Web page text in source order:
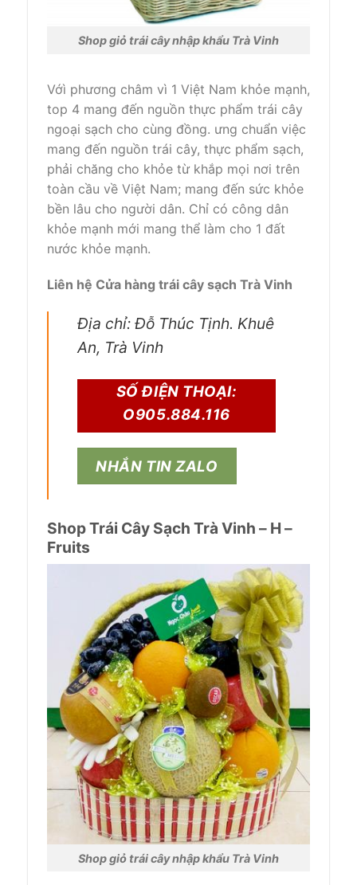
Shop giỏ trái cây nhập khẩu Trà Vinh
Vớì phương châm vì 1 Việt Nam khỏe mạnh,
top 4 mang đến nguồn thực phẩm trái cây
ngoại sạch cho cùng đồng. ưng chuẩn việc
mang đến nguồn trái cây, thực phẩm sạch,
phải chăng cho khỏe từkhắp mọi nơi trên
toàn cầu về Việt Nam; mang đến sức khỏe
bền lâu cho người dân. Chỉ có công dân
khỏe mạnh mới mang thể làm cho 1 đất
nước khỏe mạnh.
Liên hệ Cửa hàng trái cây sạch Trà Vinh
Địa chỉ: Đỗ Thúc Tịnh. Khuê
An, Trà Vinh
SỐ ĐIỆN THOẠI:
O905.884.116
NHẮN TIN ZALO
Shop Trái Cây Sạch Trà Vinh – H –
Fruits
Shop giỏ trái cây nhập khẩu Trà Vinh